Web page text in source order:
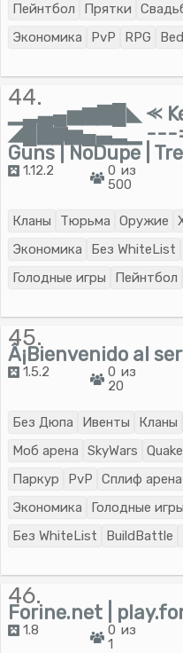
Пейнтбол
Прятки
Экономика
PvP RPG
44.
▁▂▃▄▅▆▇█◣ ⪻
◢█▇▆▅▄▃▂▁ ---
Guns | NoDupe |
1.12.2
0 из
500
Кланы Тюрьма Оружие
Экономика
Без WhiteList
Голодные игры
Пейнтбол
45.
Â¡Bienvenido al
1.5.2
0 из
20
Без Дюпа Ивенты Кланы
Моб арена
SkyWars Quake
Паркур
PvP Сплиф арена
Экономика
Голодные игры
Без WhiteList
BuildBattle
46.
Forine.net |
1.8
0 из
1